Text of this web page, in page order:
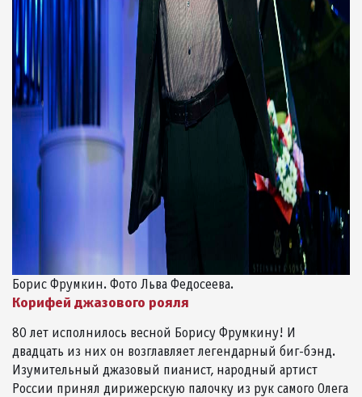
Борис Фрумкин. Фото Льва Федосеева.
Корифей джазового рояля
80 лет исполнилось весной Борису Фрумкину! И
двадцать из них он возглавляет легендарный биг-бэнд.
Изумительный джазовый пианист, народный артист
России принял дирижерскую палочку из рук самого Олега